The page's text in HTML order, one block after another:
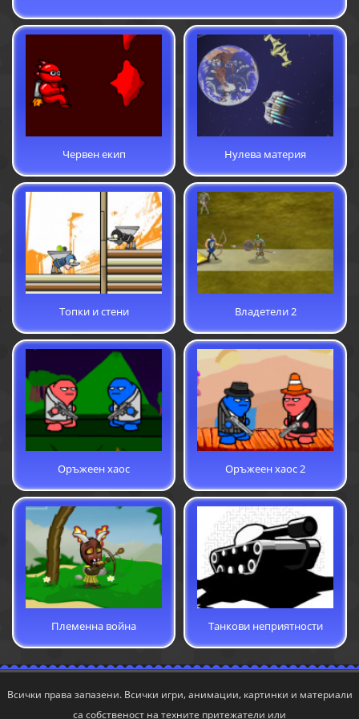
Червен екип Нулева материя
Топки и стени Владетели 2
Оръжеен хаос Оръжеен хаос 2
Племенна война Танкови неприятности
Всички права запазени. Всички игри, анимации, картинки и материали
са собственост на техните притежатели или